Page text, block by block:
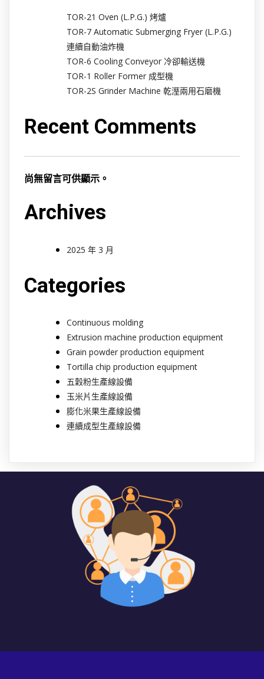
TOR-21 Oven (L.P.G.) 烤爐
TOR-7 Automatic Submerging Fryer (L.P.G.)
連續自動油炸機
TOR-6 Cooling Conveyor 冷卻輸送機
TOR-1 Roller Former 成型機
TOR-2S Grinder Machine 乾溼兩用石磨機
Recent Comments
尚無留言可供顯示。
Archives
2025 年 3 月
Categories
Continuous molding
Extrusion machine production equipment
Grain powder production equipment
Tortilla chip production equipment
五穀粉生產線設備
玉米片生產線設備
膨化米果生產線設備
連續成型生產線設備